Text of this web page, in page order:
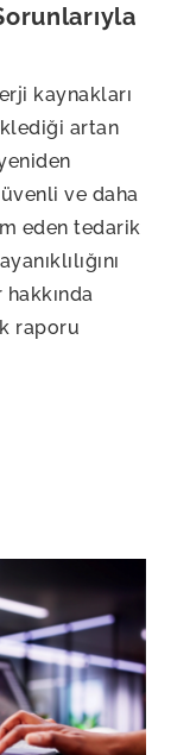
kaynakları
artan
ve daha
eden tedarik
raporu